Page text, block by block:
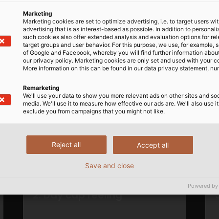
để được hỗ trợ tư vấn và nhận
Liên hệ qua Zalo
tôi
2. Dây cáp reeling
Marketing
Marketing cookies are set to optimize advertising, i.e. to target users
advertising that is as interest-based as possible. In addition to
such cookies also offer extended analysis and evaluation options for
target groups and user behavior. For this purpose, we use, for example,
of Google and Facebook, whereby you will find further information
our privacy policy. Marketing cookies are only set and used with your
More information on this can be found in our data privacy statement,
Remarketing
We'll use your data to show you more relevant ads on other sites and
media. We'll use it to measure how effective our ads are. We'll also use
exclude you from campaigns that you might not like.
Accept all
Reject all
Save and close
Powered by